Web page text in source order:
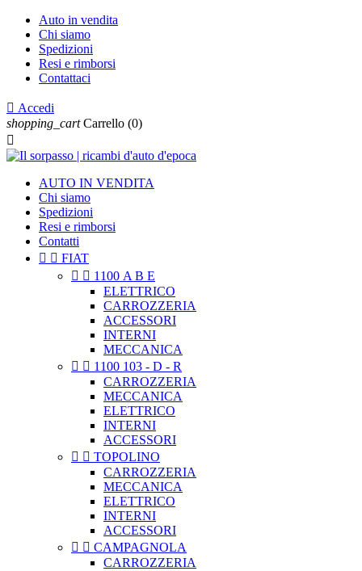
Auto in vendita
Chi siamo
Spedizioni
Resi e rimborsi
Contattaci
 Accedi
shopping_cart Carrello (0)

AUTO IN VENDITA
Chi siamo
Spedizioni
Resi e rimborsi
Contatti
  FIAT
  1100 A B E
ELETTRICO
CARROZZERIA
ACCESSORI
INTERNI
MECCANICA
  1100 103 - D - R
CARROZZERIA
MECCANICA
ELETTRICO
INTERNI
ACCESSORI
  TOPOLINO
CARROZZERIA
MECCANICA
ELETTRICO
INTERNI
ACCESSORI
  CAMPAGNOLA
CARROZZERIA